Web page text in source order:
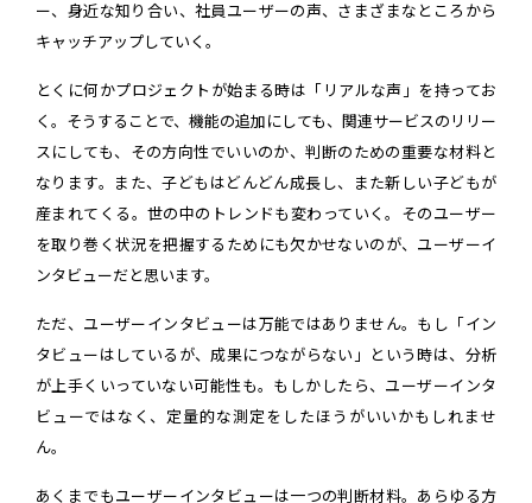
ー、身近な知り合い、社員ユーザーの声、さまざまなところから
キャッチアップしていく。
とくに何かプロジェクトが始まる時は「リアルな声」を持ってお
く。そうすることで、機能の追加にしても、関連サービスのリリー
スにしても、その方向性でいいのか、判断のための重要な材料と
なります。また、子どもはどんどん成長し、また新しい子どもが
産まれてくる。世の中のトレンドも変わっていく。そのユーザー
を取り巻く状況を把握するためにも欠かせないのが、ユーザーイ
ンタビューだと思います。
ただ、ユーザーインタビューは万能ではありません。もし「イン
タビューはしているが、成果につながらない」という時は、分析
が上手くいっていない可能性も。もしかしたら、ユーザーインタ
ビューではなく、定量的な測定をしたほうがいいかもしれませ
ん。
あくまでもユーザーインタビューは一つの判断材料。あらゆる方